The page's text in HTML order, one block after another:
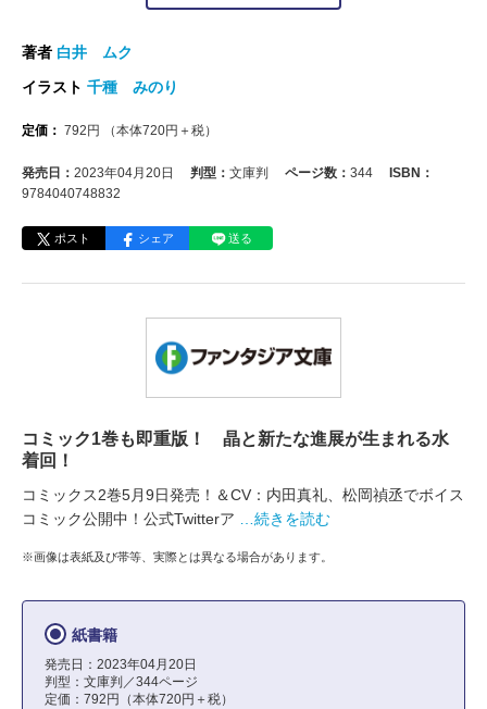
著者 白井 ムク
イラスト 千種 みのり
定価： 792 円 （本体720円＋税）
発売日： 2023年04月20日 判型： 文庫判 ページ数： 344
ISBN：
9784040748832
ポスト シェア 送る
コミック1巻も即重版！ 晶と新たな進展が生まれる水
着回！
コミックス2巻5月9日発売！＆CV：内田真礼、松岡禎丞でボイス
コミック公開中！公式Twitterア
…続きを読む
※画像は表紙及び帯等、実際とは異なる場合があります。
紙書籍
発売日：2023年04月20日
判型：文庫判／344ページ
定価：792円（本体720円＋税）